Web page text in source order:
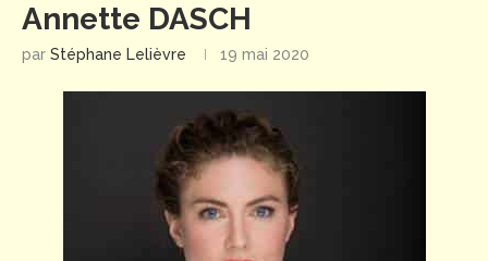
Annette DASCH
par Stéphane Lelièvre 19 mai 2020